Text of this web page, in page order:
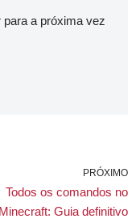
a próxima vez
PRÓXIMO
Todos os comandos no
Minecraft: Guia definitivo